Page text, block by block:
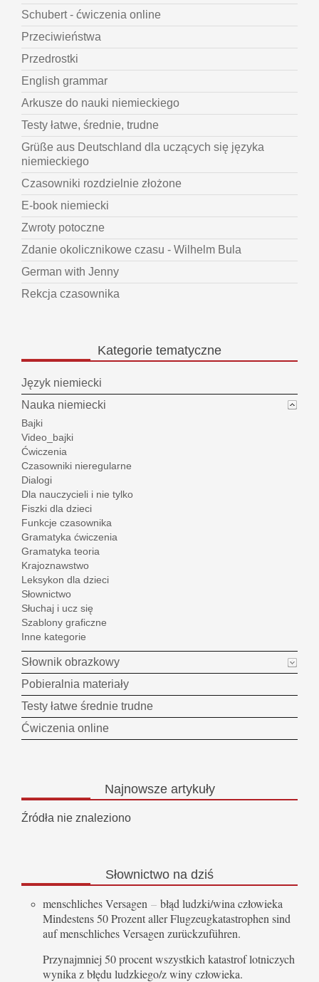
Schubert - ćwiczenia online
Przeciwieństwa
Przedrostki
English grammar
Arkusze do nauki niemieckiego
Testy łatwe, średnie, trudne
Grüße aus Deutschland dla uczących się języka
niemieckiego
Czasowniki rozdzielnie złożone
E-book niemiecki
Zwroty potoczne
Zdanie okolicznikowe czasu - Wilhelm Bula
German with Jenny
Rekcja czasownika
Kategorie tematyczne
Język niemiecki
Nauka niemiecki
Bajki
Video_bajki
Ćwiczenia
Czasowniki nieregularne
Dialogi
Dla nauczycieli i nie tylko
Fiszki dla dzieci
Funkcje czasownika
Gramatyka ćwiczenia
Gramatyka teoria
Krajoznawstwo
Leksykon dla dzieci
Słownictwo
Słuchaj i ucz się
Szablony graficzne
Inne kategorie
Słownik obrazkowy
Pobieralnia materiały
Testy łatwe średnie trudne
Ćwiczenia online
Najnowszeartykuły
Źródła nie znaleziono
Słownictwo na dziś
menschliches Versagen – błąd ludzki/wina człowieka
Mindestens 50 Prozent aller Flugzeugkatastrophen sind
auf menschliches Versagen zurückzuführen.
Przynajmniej 50 procent wszystkich katastrof lotniczych
wynika z błędu ludzkiego/z winy człowieka.